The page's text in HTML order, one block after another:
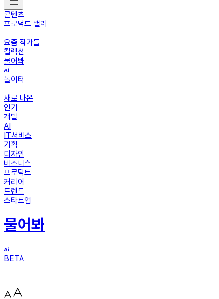
콘텐츠
프로덕트 밸리
요즘 작가들
컬렉션
물어봐
놀이터
새로 나온
인기
개발
AI
IT서비스
기획
디자인
비즈니스
프로덕트
커리어
트렌드
스타트업
물어봐
BETA